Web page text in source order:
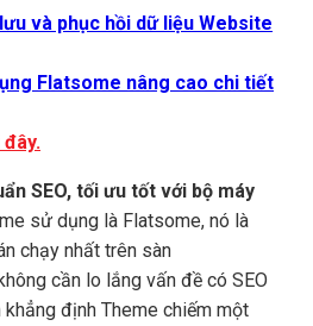
và phục hồi dữ liệu Website
Flatsome nâng cao chi tiết
SEO, tối ưu tốt với bộ máy
sử dụng là Flatsome, nó là
chạy nhất trên sàn
cần lo lắng vấn đề có SEO
định Theme chiếm một